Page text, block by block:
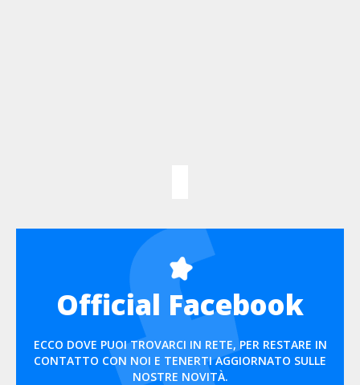
Official Facebook
ECCO DOVE PUOI TROVARCI IN RETE, PER RESTARE IN
CONTATTO CON NOI E TENERTI AGGIORNATO SULLE
NOSTRE NOVITÀ.